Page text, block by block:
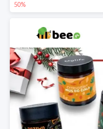
50%